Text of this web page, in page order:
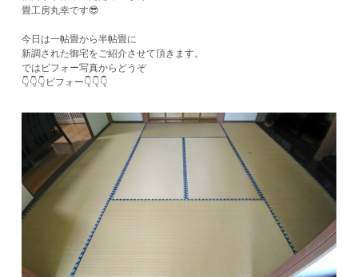
お問い合わせ・お見積予約
畳工房丸幸です😎
今日は一帖畳から半帖畳に
新調された御宅をご紹介させて頂きます。
ではビフォー写真からどうぞ
​👇👇👇ビフォー👇👇👇